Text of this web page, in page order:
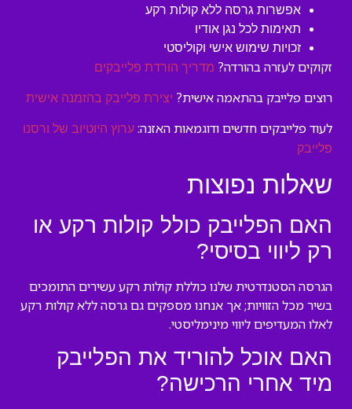
אפשרות גרסה ללא קולות רקע
תאימות לכל נגן אודיו
זכויות שימוש אישי וקוליסטי
זקוקים לעזרה בהורדה? מדריך הורדת פלייבקים
רוצים פלייבק בהתאמה אישית? יצירת פלייבק בהזמנה אישית
לעוד פלייבקים חדשים ודוגמאות האזנה: ערוץ היוטיוב של ורסנו
פלייבק
שאלות נפוצות
האם הפלייבק כולל קולות רקע או
רק ליווי בסיסי?
הגרסה הסטנדרטית שלנו כוללת קולות רקע עשירים התומכים
בשיר מכל הזוויות; אך אנחנו מספקים גם גרסה ללא קולות רקע
לאלו המעדיפים ליווי מינימליסטי.
האם אוכל להוריד את הפלייבק
מיד אחרי הרכישה?